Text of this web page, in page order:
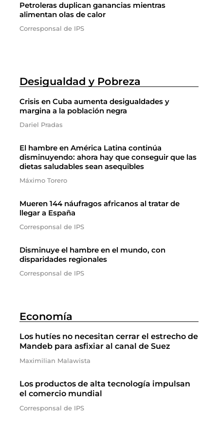
Petroleras duplican ganancias mientras
alimentan olas de calor
Corresponsal de IPS
Desigualdad y Pobreza
Crisis en Cuba aumenta desigualdades y
margina a la población negra
Dariel Pradas
El hambre en América Latina continúa
disminuyendo: ahora hay que conseguir que las
dietas saludables sean asequibles
Máximo Torero
Mueren 144 náufragos africanos al tratar de
llegar a España
Corresponsal de IPS
Disminuye el hambre en el mundo, con
disparidades regionales
Corresponsal de IPS
Economía
Los hutíes no necesitan cerrar el estrecho de
Mandeb para asfixiar al canal de Suez
Maximilian Malawista
Los productos de alta tecnología impulsan
el comercio mundial
Corresponsal de IPS